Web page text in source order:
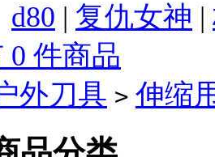
d80 | 复仇女神 |
0 件商品
外刀具 > 伸缩